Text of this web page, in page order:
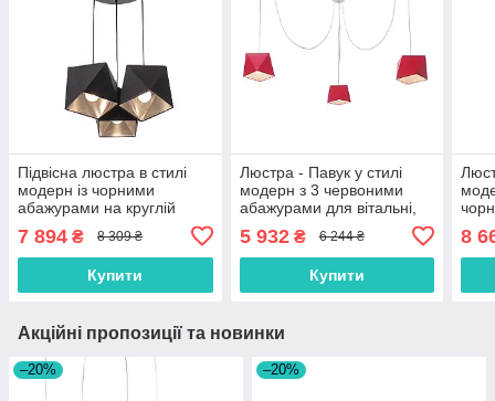
Підвісна люстра в стилі
модерн із чорними
абажурами на круглій
7 894 ₴ 8 309 ₴
Купити
Люстра - Павук у стилі
модерн з 3 червоними
абажурами для вітальні,
5 932₴ 6 244 ₴
Купити
8
Акційні пропозиції та новинки
–20% –20%